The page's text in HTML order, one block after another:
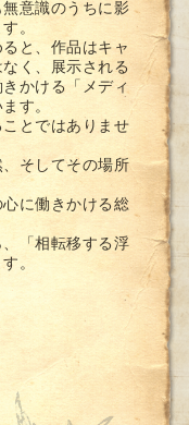
意識のうちに影
。
と、作品はキャ
く、展示される
かける「メディ
す。
とではありませ
そしてその場所
に働きかける総
「相転移する浮
。